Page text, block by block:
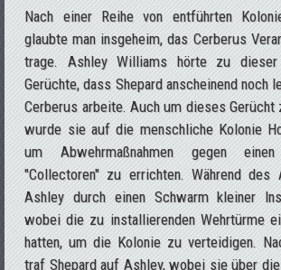
Nach einer Reihe von entführten
glaubte man insgeheim, das Cerberus
trage. Ashley Williams hörte zu
Gerüchte, dass Shepard anscheinend noch
Cerberus arbeite. Auch um dieses Gerücht
wurde sie auf die menschliche Kolonie
um Abwehrmaßnahmen gegen
"Collectoren" zu errichten. Während
Ashley durch einen Schwarm kleiner
wobei die zu installierenden Wehrtürme
hatten, um die Kolonie zu verteidigen.
traf Shepard auf Ashley, wobei sie über